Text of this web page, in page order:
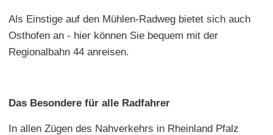
Als Einstige auf den Mühlen-Radweg bietet sich auch
Osthofen an - hier können Sie bequem mit der
Regionalbahn 44 anreisen.
Das Besondere für alle Radfahrer
In allen Zügen des Nahverkehrs in Rheinland Pfalz